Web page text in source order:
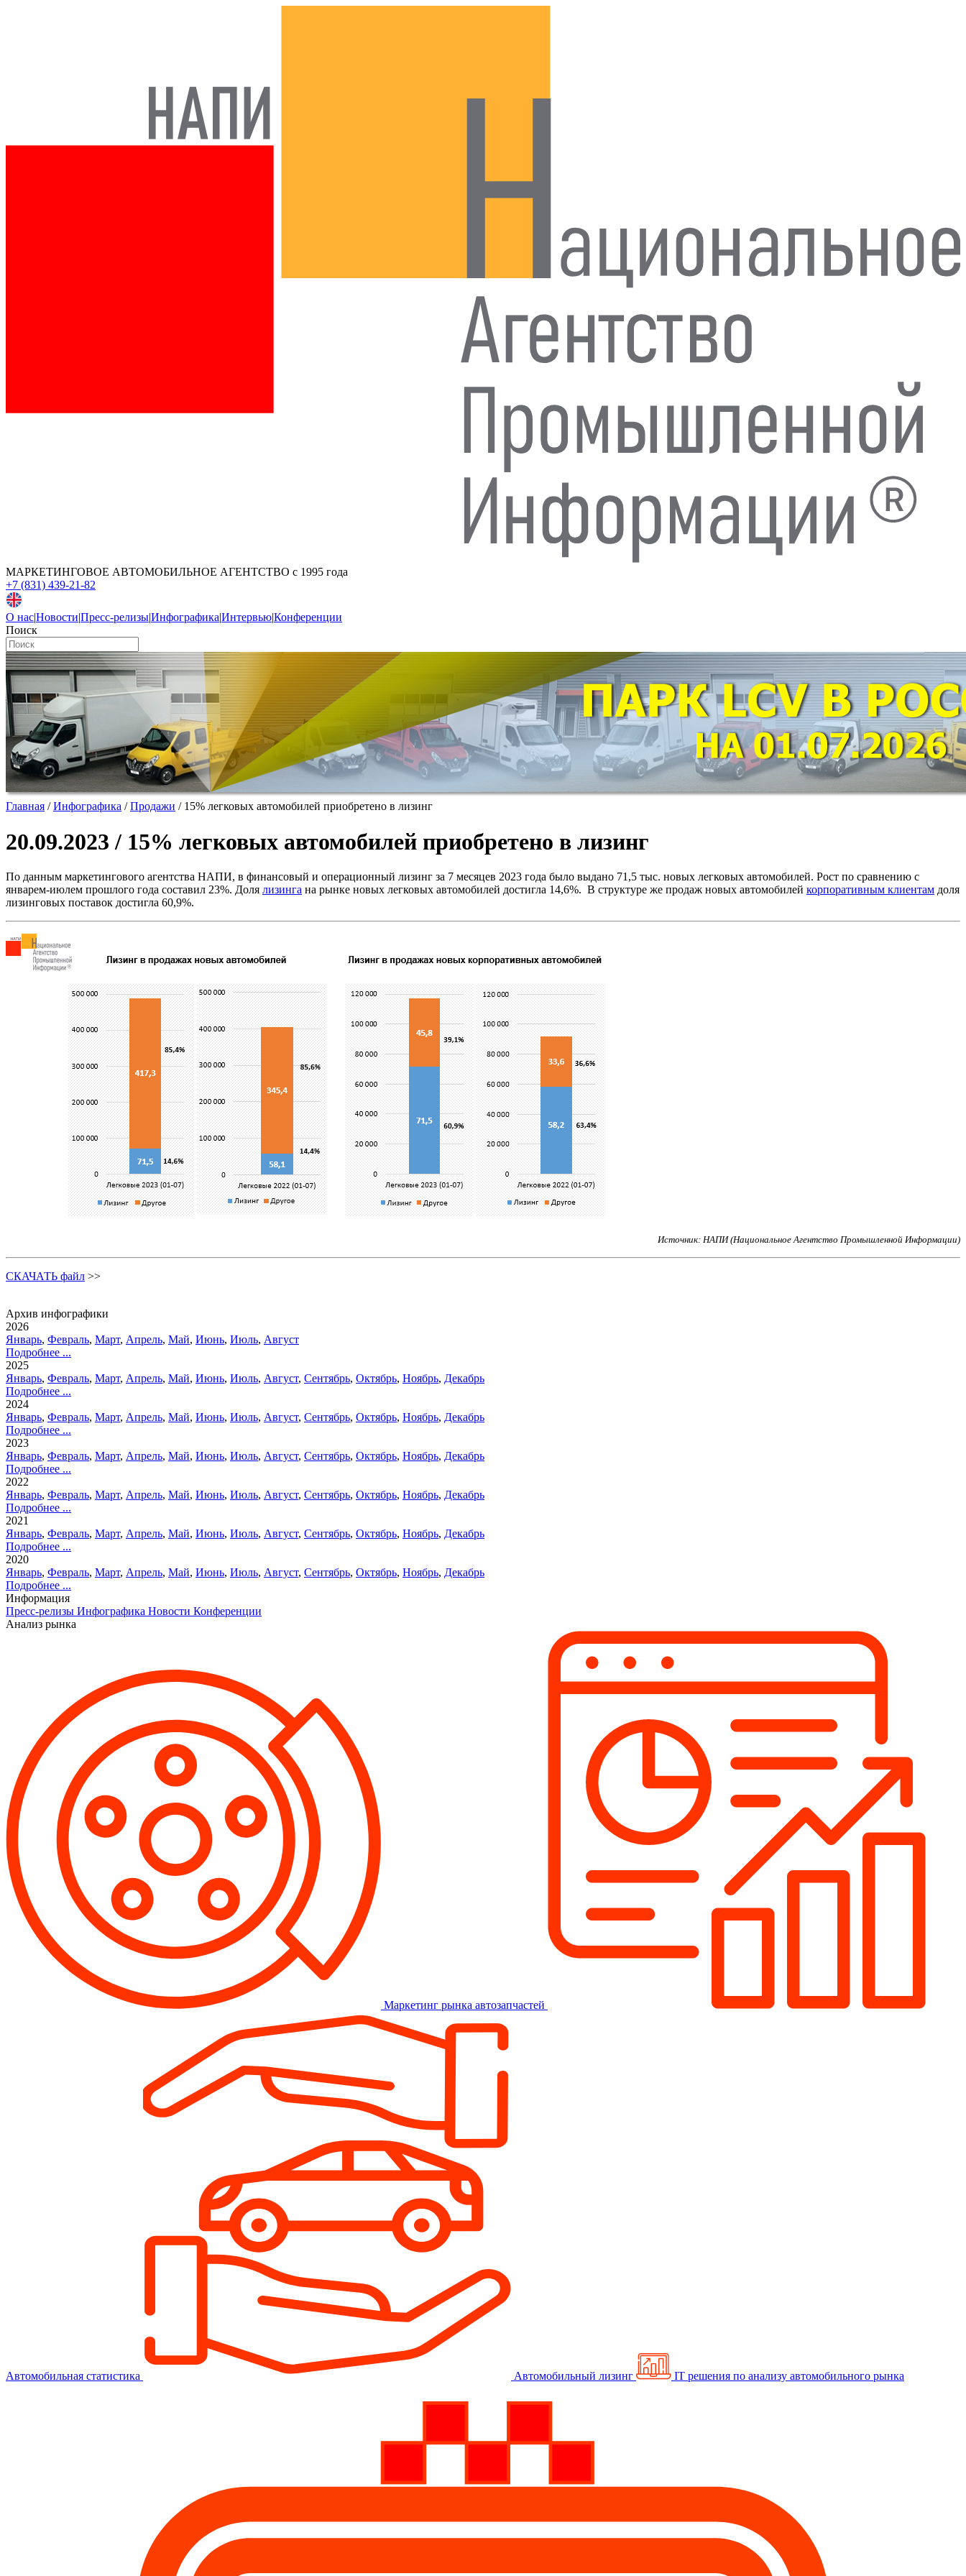
МАРКЕТИНГОВОЕ АВТОМОБИЛЬНОЕ АГЕНТСТВО с 1995 года
+7 (831) 439-21-82
О нас|Новости|Пресс-релизы|Инфографика|Интервью|Конференции
Поиск
Главная /Инфографика /Продажи / 15% легковых автомобилей приобретено в лизинг
20.09.2023 / 15% легковых автомобилей приобретено в лизинг
По данным маркетингового агентства НАПИ, в финансовый и операционный лизинг за 7 месяцев 2023 года было выдано 71,5 тыс. новых легковых автомобилей. Рост по сравнению с
январем-июлем прошлого года составил 23%. Доля лизинга на рынке новых легковых автомобилей достигла 14,6%. В структуре же продаж новых автомобилей корпоративным клиентам доля
лизинговых поставок достигла 60,9%.
Источник: НАПИ (Национальное Агентство Промышленной Информации)
СКАЧАТЬ файл >>
Архив инфографики
2026
Январь, Февраль, Март, Апрель, Май, Июнь, Июль, Август
Подробнее ...
2025
Январь, Февраль, Март, Апрель, Май, Июнь, Июль, Август, Сентябрь, Октябрь, Ноябрь, Декабрь
Подробнее ...
2024
Январь, Февраль, Март, Апрель, Май, Июнь, Июль, Август, Сентябрь, Октябрь, Ноябрь, Декабрь
Подробнее ...
2023
Январь, Февраль, Март, Апрель, Май, Июнь, Июль, Август, Сентябрь, Октябрь, Ноябрь, Декабрь
Подробнее ...
2022
Январь, Февраль, Март, Апрель, Май, Июнь, Июль, Август, Сентябрь, Октябрь, Ноябрь, Декабрь
Подробнее ...
2021
Январь, Февраль, Март, Апрель, Май, Июнь, Июль, Август, Сентябрь, Октябрь, Ноябрь, Декабрь
Подробнее ...
2020
Январь, Февраль, Март, Апрель, Май, Июнь, Июль, Август, Сентябрь, Октябрь, Ноябрь, Декабрь
Подробнее ...
Информация
Пресс-релизы Инфографика Новости Конференции
Анализ рынка
Маркетинг рынка автозапчастей
Автомобильная статистика Автомобильный лизинг IT решения по анализу автомобильного рынка